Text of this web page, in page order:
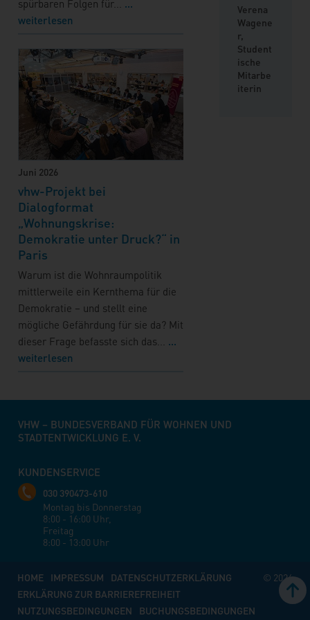
spürbaren Folgen für... ...
weiterlesen
Juni 2026
vhw-Projekt bei
Dialogformat
„Wohnungskrise:
Demokratie unter Druck?“ in
Paris
Warum ist die Wohnraumpolitik
mittlerweile ein Kernthema für die
Demokratie – und stellt eine
mögliche Gefährdung für sie da? Mit
dieser Frage befasste sich das...
...
weiterlesen
Verena
Wagene
r,
Student
ische
Mitarbe
iterin
VHW – BUNDESVERBAND FÜR WOHNEN UND
STADTENTWICKLUNG E. V.
KUNDENSERVICE
030 390473-610
Montag bis Donnerstag
8:00 - 16:00 Uhr,
Freitag
8:00 - 13:00 Uhr
© 2026
HOME IMPRESSUM
DATENSCHUTZERKLÄRUNG
ERKLÄRUNG ZUR BARRIEREFREIHEIT
NUTZUNGSBEDINGUNGEN
BUCHUNGSBEDINGUNGEN